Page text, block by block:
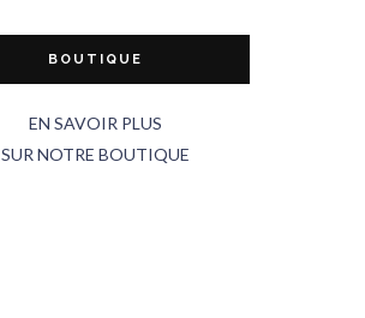
BOUTIQUE
EN SAVOIR PLUS
SUR NOTRE BOUTIQUE